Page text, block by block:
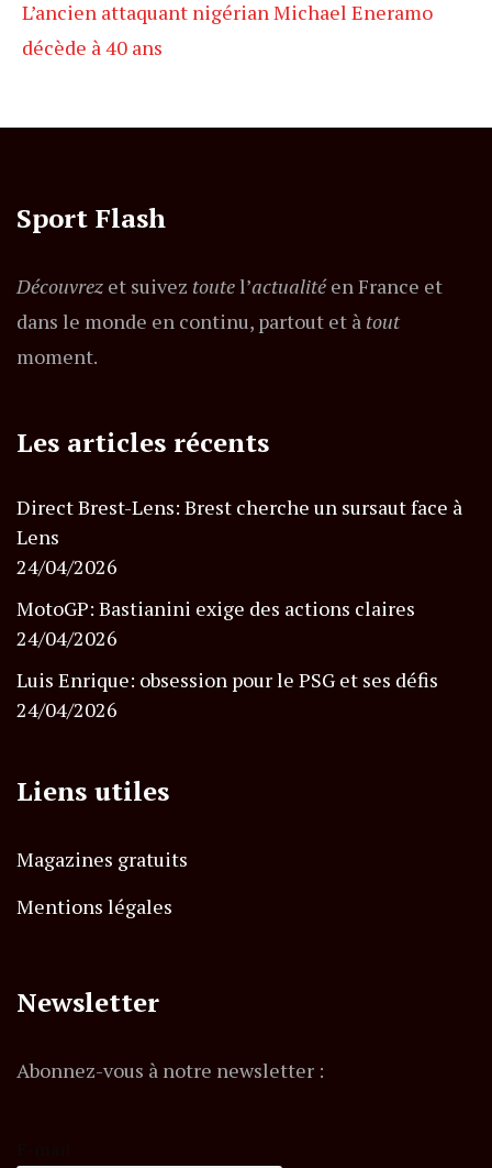
L’ancien attaquant nigérian Michael Eneramo
décède à 40 ans
Sport Flash
Découvrez et suivez toutel’actualitéen France et
dans le monde en continu, partout et à tout
moment.
Les articles récents
Direct Brest-Lens: Brest cherche un sursaut face à
Lens
24/04/2026
MotoGP: Bastianini exige des actions claires
24/04/2026
Luis Enrique: obsession pour le PSG et ses défis
24/04/2026
Liens utiles
Magazines gratuits
Mentions légales
Newsletter
Abonnez-vous à notre newsletter :